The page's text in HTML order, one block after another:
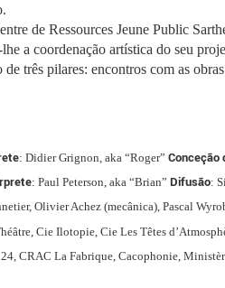
de Ressources Jeune Public
a coordenação artística do seu
três pilares: encontros com as
: Didier Grignon, aka “Roger” Conceção
: Paul Peterson, aka “Brian” Difusão:
Olivier Achez (mecânica), Pascal
Cie Ilotopie, Cie Les Têtes
CRAC La Fabrique, Cacophonie,